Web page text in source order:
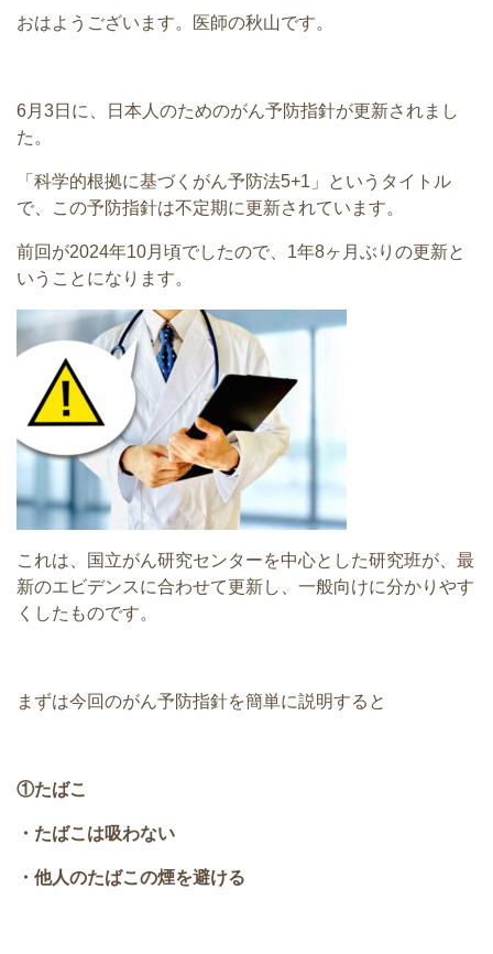
おはようございます。医師の秋山です。
6月3日に、日本人のためのがん予防指針が更新されまし
た。
「科学的根拠に基づくがん予防法5+1」というタイトル
で、この予防指針は不定期に更新されています。
前回が2024年10月頃でしたので、1年8ヶ月ぶりの更新と
いうことになります。
これは、国立がん研究センターを中心とした研究班が、最
新のエビデンスに合わせて更新し、一般向けに分かりやす
くしたものです。
まずは今回のがん予防指針を簡単に説明すると
①たばこ
・たばこは吸わない
・他人のたばこの煙を避ける